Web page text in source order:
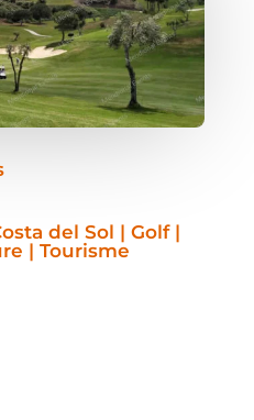
del Sol | Golf |
| Tourisme